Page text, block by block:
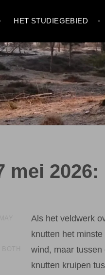
HET STUDIEGEBIED
mei
Als het veldwerk
knutten het
wind, maar
knutten kruipen